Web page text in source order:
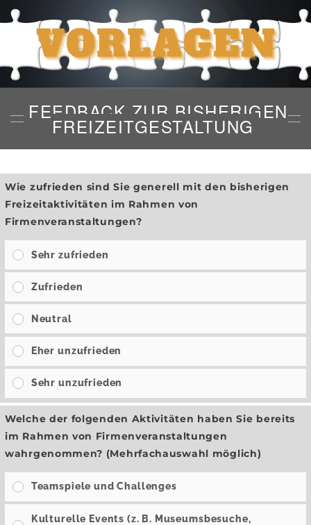
FEEDBACK ZUR BISHERIGEN
FREIZEITGESTALTUNG
Wie zufrieden sind Sie generell mit den bisherigen
Freizeitaktivitäten im Rahmen von
Firmenveranstaltungen?
Sehr zufrieden
Zufrieden
Neutral
Eher unzufrieden
Sehr unzufrieden
Welche der folgenden Aktivitäten haben Sie bereits
im Rahmen von Firmenveranstaltungen
wahrgenommen? (Mehrfachauswahl möglich)
Teamspiele und Challenges
Kulturelle Events (z. B. Museumsbesuche,